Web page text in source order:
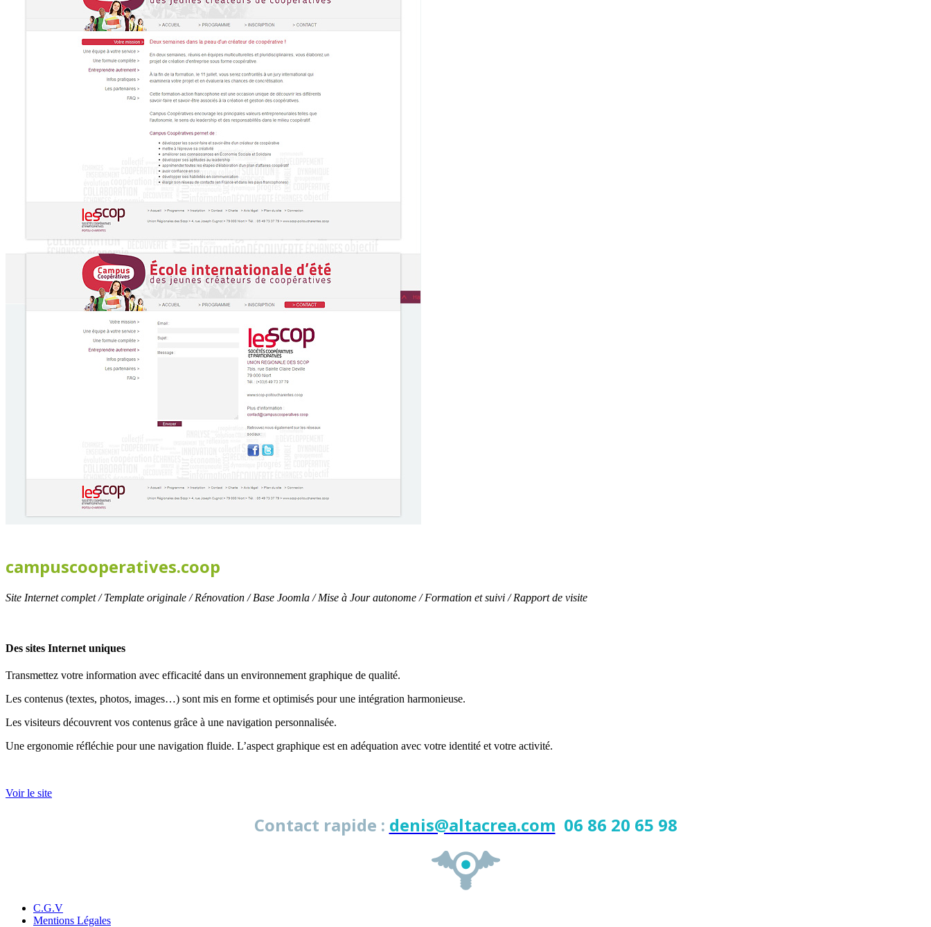
campuscooperatives.coop
Site Internet complet / Template originale / Rénovation / Base Joomla / Mise à Jour autonome / Formation et suivi / Rapport de visite
Des sites Internet uniques
Transmettez votre information avec efficacité dans un environnement graphique de qualité.
Les contenus (textes, photos, images…) sont mis en forme et optimisés pour une intégration harmonieuse.
Les visiteurs découvrent vos contenus grâce à une navigation personnalisée.
Une ergonomie réfléchie pour une navigation fluide. L’aspect graphique est en adéquation avec votre identité et votre activité.
Voir le site
Contact rapide : denis@altacrea.com 06 86 20 65 98
C.G.V
Mentions Légales